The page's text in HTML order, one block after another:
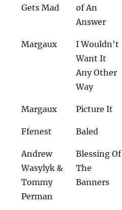
Gets Mad
of An
Answer
Margaux
I Wouldn't
Want It
Any Other
Way
Margaux Picture It
Ffenest Baled
Andrew
Wasylyk &
Tommy
Perman
Blessing Of
The
Banners